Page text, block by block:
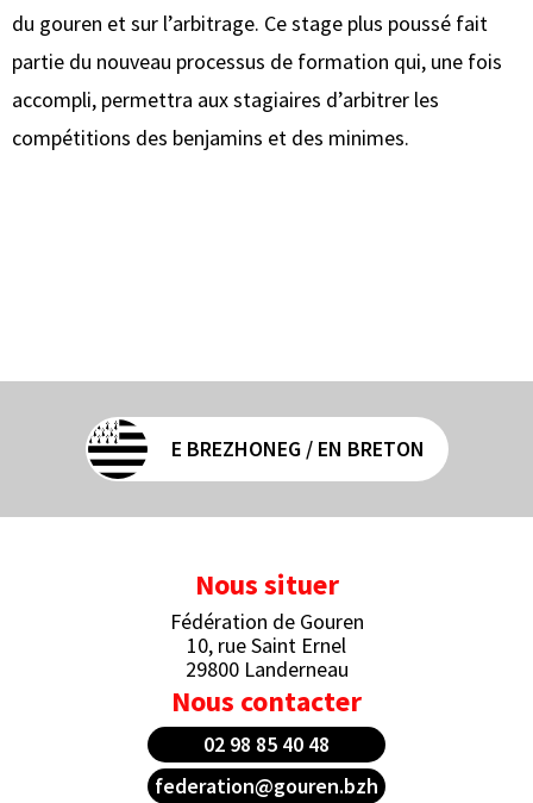
du gouren et sur l’arbitrage. Ce stage plus poussé fait
partie du nouveau processus de formation qui, une fois
accompli, permettra aux stagiaires d’arbitrer les
compétitions des benjamins et des minimes.
E BREZHONEG / EN BRETON
Nous situer
Fédération de Gouren
10, rue Saint Ernel
29800 Landerneau
Nous contacter
02 98 85 40 48
federation@gouren.bzh